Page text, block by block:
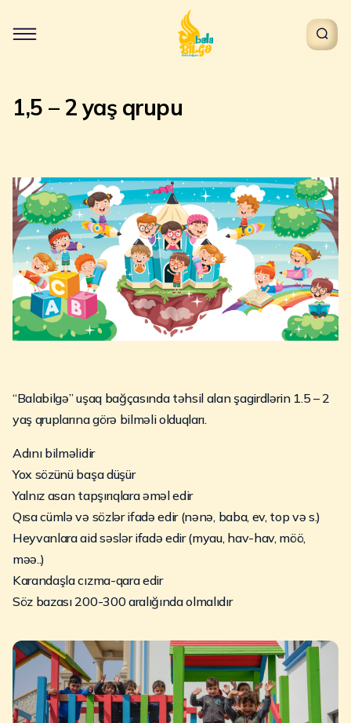
1,5 – 2 yaş qrupu
“Balabilgə” uşaq bağçasında təhsil alan şagirdlərin 1.5 – 2
yaş qruplarına görə bilməli olduqları.
Adını bilməlidir
Yox sözünü başa düşür
Yalnız asan tapşırıqlara əməl edir
Qısa cümlə və sözlər ifadə edir (nənə, baba, ev, top və s.)
Heyvanlara aid səslər ifadə edir (myau, hav-hav, möö,
məə..)
Karandaşla cızma-qara edir
Söz bazası 200-300 aralığında olmalıdır